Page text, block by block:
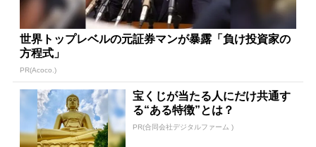
世界トップレベルの元証券マンが暴露「負け投資家の
方程式」
PR(Acoco.)
宝くじが当たる人にだけ共通す
る“ある特徴”とは？
PR(合同会社デジタルファーム )